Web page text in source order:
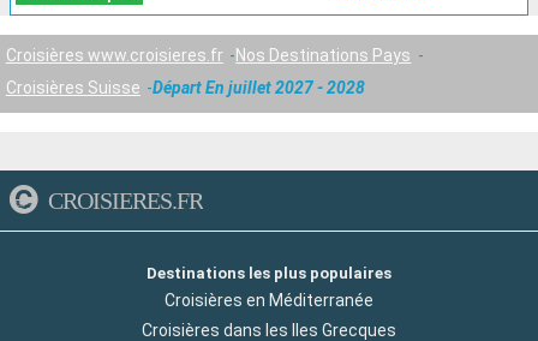
Croisières www.croisieres.fr
Nos Destinations Pays
Croisières Suisse
Départ En juillet 2027 - 2028
CROISIERES.FR
Destinations les plus populaires
Croisières en Méditerranée
Croisières dans les Iles Grecques